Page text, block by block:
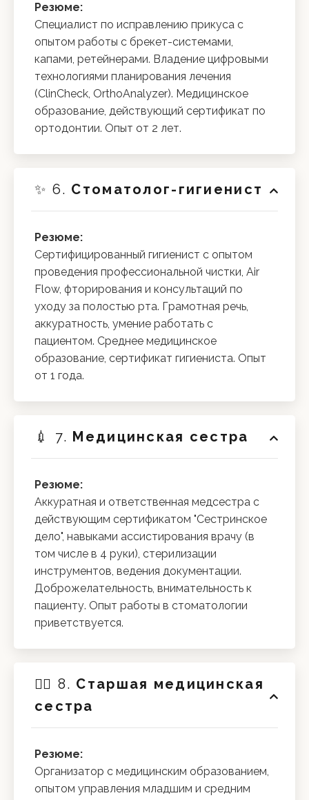
Резюме:
Специалист по исправлению прикуса с
опытом работы с брекет-системами,
капами, ретейнерами. Владение цифровыми
технологиями планирования лечения
(ClinCheck, OrthoAnalyzer). Медицинское
образование, действующий сертификат по
ортодонтии. Опыт от 2 лет.
✨ 6. Стоматолог-гигиенист
Резюме:
Сертифицированный гигиенист с опытом
проведения профессиональной чистки, Air
Flow, фторирования и консультаций по
уходу за полостью рта. Грамотная речь,
аккуратность, умение работать с
пациентом. Среднее медицинское
образование, сертификат гигиениста. Опыт
от 1 года.
💉 7. Медицинская сестра
Резюме:
Аккуратная и ответственная медсестра с
действующим сертификатом "Сестринское
дело", навыками ассистирования врачу (в
том числе в 4 руки), стерилизации
инструментов, ведения документации.
Доброжелательность, внимательность к
пациенту. Опыт работы в стоматологии
приветствуется.
🧑‍⚕️ 8. Старшая медицинская
сестра
Резюме:
Организатор с медицинским образованием,
опытом управления младшим и средним